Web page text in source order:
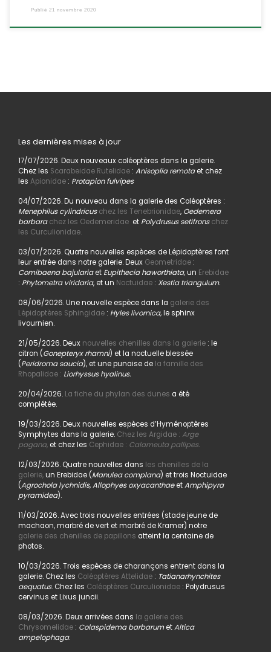
Publié 21 novembre 2020
Les dernières mises à jour
17/07/2026. Deux nouveaux coléoptères dans la galerie.
Chez les Scarabeidae Rutelidae: Anisoplia remotaet chez
les Apionidae: Protapion fulvipes
04/07/2026. Du nouveau dans la galerie des Coléoptères :
Menephilus cylindricus chez les Tenebrionidae,Oedemera
barbara chez les Oedemeridaeet Polydrusus setifrons chez
les Curculionidae.
03/07/2026. Quatre nouvelles espèces de Lépidoptères font
leur entrée dans notre galerie. Deux Geometridae:
Comibaena bajulariaet Eupithecia haworthiata,un Erebidae
: Phytometra viridaria, et un Noctuidae: Xestia triangulum.
08/06/2026. Une nouvelle espèce dans la galerie des
Lépidoptères Sphingidae: Hyles livornica,le sphinx
livournien.
21/05/2026. Deux nouvelles chenilles dans la galerie : le
citron (Gonepteryx rhamni) et la noctuelle blessée
(Peridroma saucia), et une punaise dela famille des
Rhopalidae : Liorhyssus hyalinus.
20/04/2026. La fiche du phylan des dunes a été
complétée.
19/03/2026. Deux nouvelles espèces d’Hyménoptères
Symphytes dans la galerie. Chez les Argidae : Arge
pagana,et chez les Cephidae : Calameuta pallipes.
12/03/2026. Quatre nouvelles dans les chenilles de la
galerie,un Erebidae (Manulea complana) et trois Noctuidae
(Agrochola lychnidis, Allophyes oxyacanthaeetAmphipyra
pyramidea).
11/03/2026. Avec trois nouvelles entrées (stade jeune de
machaon, marbré de vert et marbré de Kramer) notre
galerie des chenilles de papillons atteint la centaine de
photos.
10/03/2026. Trois espèces de charançons entrent dans la
galerie. Chez les Coléoptères Attelidae: Tatianarhynchites
aequatus. Chez les Coléoptères Curculionidae: Polydrusus
cervinus et Lixus juncii.
08/03/2026. Deux arrivées dans la galerie des
Chrysomelidae: Colaspidema barbarumetAltica
ampelophaga.